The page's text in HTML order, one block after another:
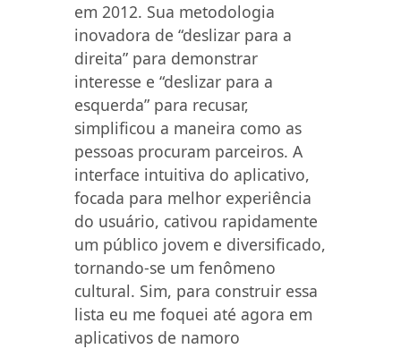
em 2012. Sua metodologia
inovadora de “deslizar para a
direita” para demonstrar
interesse e “deslizar para a
esquerda” para recusar,
simplificou a maneira como as
pessoas procuram parceiros. A
interface intuitiva do aplicativo,
focada para melhor experiência
do usuário, cativou rapidamente
um público jovem e diversificado,
tornando-se um fenômeno
cultural. Sim, para construir essa
lista eu me foquei até agora em
aplicativos de namoro